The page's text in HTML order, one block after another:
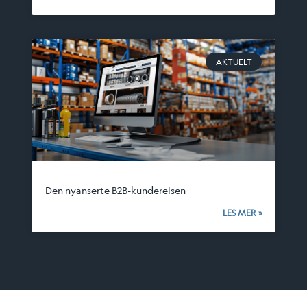
AKTUELT
Den nyanserte B2B-kundereisen
LES MER »